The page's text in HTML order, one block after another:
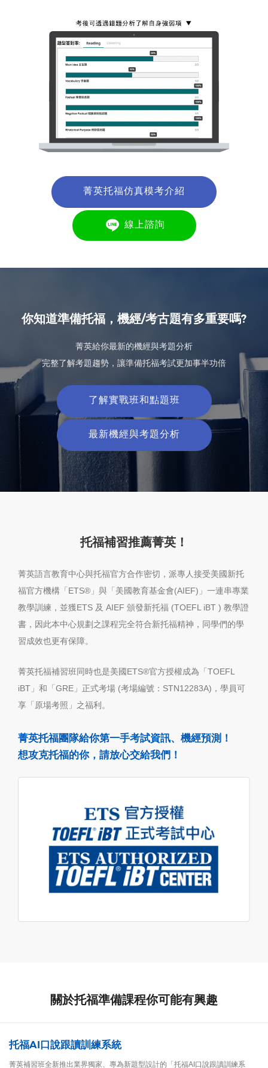
菁英托福仿真模考介紹
線上諮詢
你知道準備托福，機經/考古題有多重要嗎?
菁英給你最新的機經與考題分析
完整了解考題趨勢，讓準備托福考試更加事半功倍
了解實戰班和點題班
最新機經與考題分析
托福補習推薦菁英！
菁英語言教育中心與托福官方合作密切，派專人接受美國新托
福官方機構「ETS®」與「美國教育基金會(AIEF)」一連串專業
教學訓練，並獲ETS 及 AIEF 頒發新托福 (TOEFL iBT ) 教學證
書，因此本中心規劃之課程完全符合新托福精神，同學們的學
習成效也更有保障。
菁英托福補習班同時也是美國ETS®官方授權成為「TOEFL
iBT」和「GRE」正式考場 (考場編號：STN12283A)，學員可
享「原場考照」之福利。
菁英托福團隊給你第一手考試資訊、機經預測！
想攻克托福的你，請放心交給我們！
關於托福準備課程你可能有興趣
托福AI口說跟讀訓練系統
菁英補習班全新推出業界獨家、專為新題型設計的「托福AI口說跟讀訓練系